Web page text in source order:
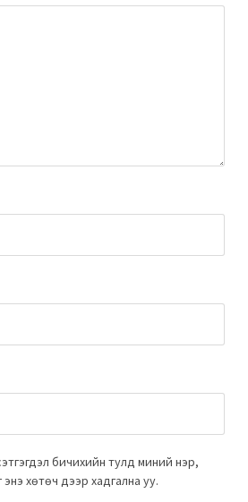
бичихийн тулд миний нэр,
хөтөч дээр хадгална уу.